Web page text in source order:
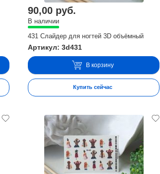
90,00 руб.
В наличии
431 Слайдер для ногтей 3D объёмный
Артикул: 3d431
В корзину
Купить сейчас